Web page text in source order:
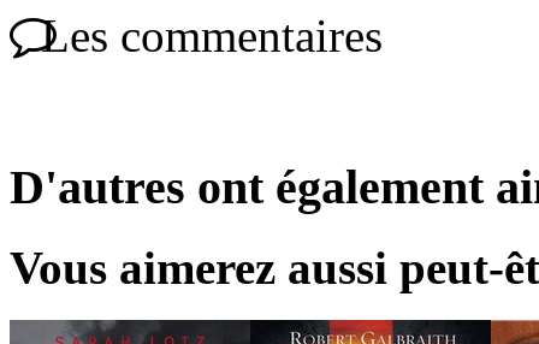
Les commentaires
D'autres ont également
Vous aimerez aussi peut-